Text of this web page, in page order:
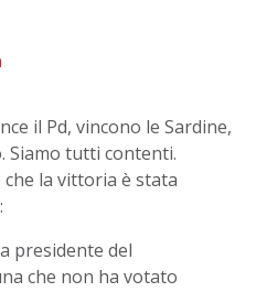
il Pd, vincono le Sardine,
Siamo tutti contenti.
la vittoria è stata
presidente del
che non ha votato